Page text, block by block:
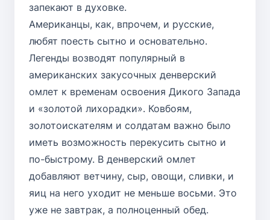
запекают в духовке.
Американцы, как, впрочем, и русские,
любят поесть сытно и основательно.
Легенды возводят популярный в
американских закусочных денверский
омлет к временам освоения Дикого Запада
и «золотой лихорадки». Ковбоям,
золотоискателям и солдатам важно было
иметь возможность перекусить сытно и
по-быстрому. В денверский омлет
добавляют ветчину, сыр, овощи, сливки, и
яиц на него уходит не меньше восьми. Это
уже не завтрак, а полноценный обед.